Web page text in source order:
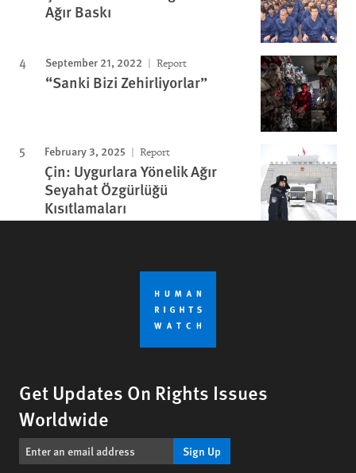
Ağır Baskı
September 21, 2022 Report
“Sanki Bizi Zehirliyorlar”
February 3, 2025 Report
Çin: Uygurlara Yönelik Ağır
Seyahat Özgürlüğü
Kısıtlamaları
Get Updates On Rights Issues
Worldwide
Sign Up